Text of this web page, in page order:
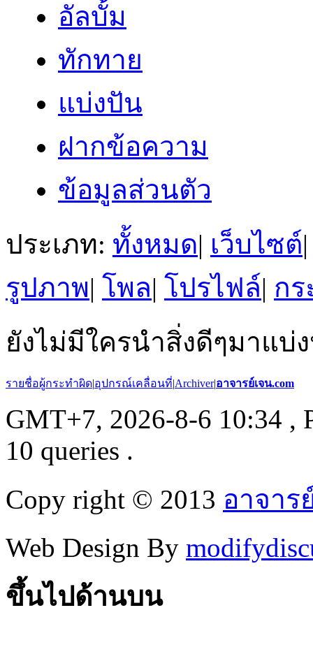
อัลบั้ม
ทักทาย
แบ่งปัน
ฝากข้อความ
ข้อมูลส่วนตัว
ประเภท: ทั้งหมด| เว็บไซต์|
รูปภาพ| โพล| โปรไฟล์| กร
ยังไม่มีใครนำสิ่งดีๆมาแบ่
รายชื่อผู้กระทำผิด|อุปกรณ์เคลื่อนที่|Archiver|อาจารย์เจน.com
GMT+7, 2026-8-6 10:34 ,
10 queries .
Copy right © 2013 อาจาร
Web Design By
ขึ้นไปด้านบน